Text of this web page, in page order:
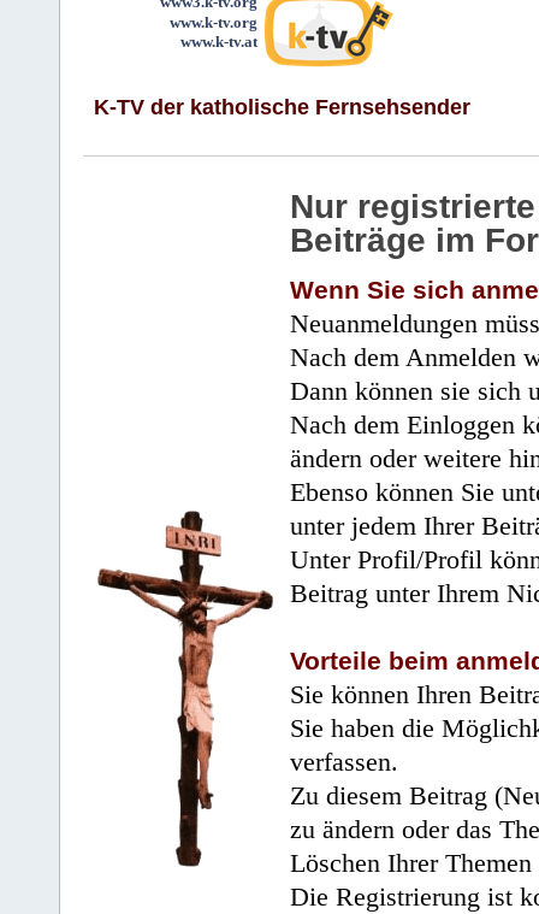
www.k-tv.org
www.k-tv.at
K-TV der katholische Fernsehsender
Nur
Beiträge im
Wenn Sie sich
Neuanmeldungen
Nach dem Anmelden
Dann können sie sich
Nach dem Einloggen
ändern oder weitere
Ebenso können Sie
unter jedem Ihrer
Unter Profil/Profil
Beitrag unter Ihrem
Vorteile beim
Sie können Ihren
Sie haben die
verfassen.
Zu diesem Beitrag
zu ändern oder das
Löschen Ihrer
Die Registrierung ist